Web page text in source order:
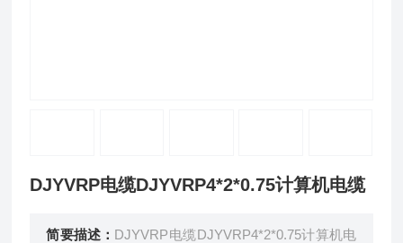
DJYVRP电缆DJYVRP4*2*0.75计算机电缆
简要描述： DJYVRP电缆DJYVRP4*2*0.75计算机电